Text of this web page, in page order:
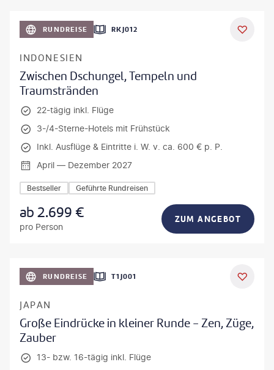
RUNDREISE RKJ012
INDONESIEN
Zwischen Dschungel, Tempeln und
Traumstränden
22-tägig inkl. Flüge
3-/4-Sterne-Hotels mit Frühstück
Inkl. Ausflüge & Eintritte i. W. v. ca. 600 € p. P.
April — Dezember 2027
Bestseller Geführte Rundreisen
ab2.699 €
pro Person
ZUM ANGEBOT
RUNDREISE T1J001
JAPAN
Große Eindrücke in kleiner Runde - Zen, Züge,
Zauber
13- bzw. 16-tägig inkl. Flüge